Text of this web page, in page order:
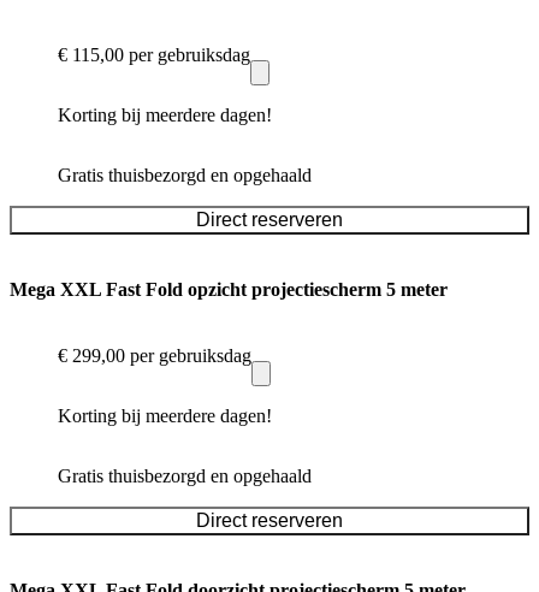
€ 115,00 per gebruiksdag
Korting bij meerdere dagen!
Gratis thuisbezorgd en opgehaald
Direct reserveren
Mega XXL Fast Fold opzicht projectiescherm 5 meter
€ 299,00 per gebruiksdag
Korting bij meerdere dagen!
Gratis thuisbezorgd en opgehaald
Direct reserveren